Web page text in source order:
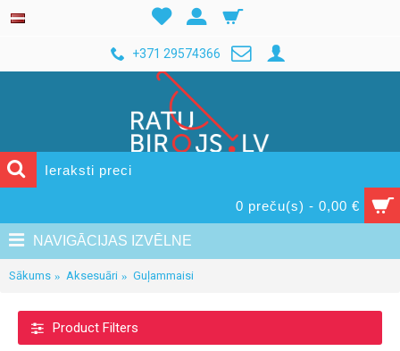
+371 29574366
0 preču(s) - 0,00 €
NAVIGĀCIJAS IZVĒLNE
Sākums Aksesuāri Guļammaisi
Product Filters